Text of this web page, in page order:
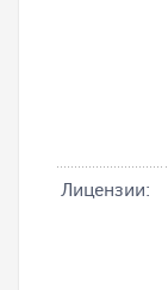
Лицензии: